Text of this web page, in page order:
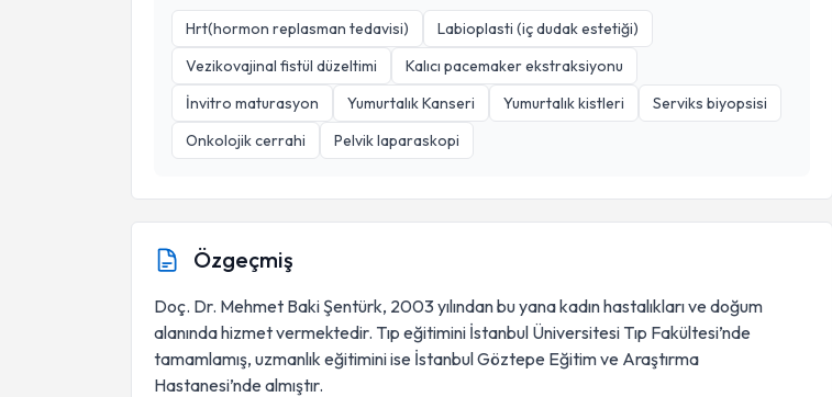
Hrt(hormon replasman tedavisi)
Labioplasti (iç dudak estetiği)
Vezikovajinal fistül düzeltimi
Kalıcı pacemaker ekstraksiyonu
İnvitro maturasyon
Yumurtalık Kanseri Yumurtalık kistleri
Serviks biyopsisi
Onkolojik cerrahi
Pelvik laparaskopi
Özgeçmiş
Doç. Dr. Mehmet Baki Şentürk, 2003 yılından bu yana kadın hastalıkları ve doğum
alanında hizmet vermektedir. Tıp eğitimini İstanbul Üniversitesi Tıp Fakültesi’nde
tamamlamış, uzmanlık eğitimini ise İstanbul Göztepe Eğitim ve Araştırma
Hastanesi’nde almıştır.